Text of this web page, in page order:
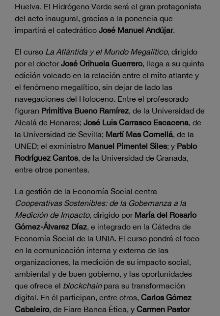
Huelva. El Hidrógeno Verde será el gran protagonista
del acto inaugural, gracias a la ponencia que
impartirá el catedrático José Manuel Andújar.
El curso La Atlántida y el Mundo Megalítico, dirigido
por el doctorJosé Orihuela Guerrero, llega a su quinta
edición volcado en la relación entre el mito atlante y
el fenómeno megalítico, sin dejar de lado las
navegaciones del Holoceno. Entre el profesorado
figuran Primitiva Bueno Ramírez, de la Universidad de
Alcalá de Henares; José Luis Carrasco Escacena, de
la Universidad de Sevilla; Martí Mas Cornellá, de la
UNED; el exministro Manuel Pimentel Siles; y Pablo
Rodríguez Cantos, de la Universidad de Granada,
entre otros ponentes.
La gestión de la Economía Social centra
Cooperativas Sostenibles: de la Gobernanza a la
Medición de Impacto, dirigido por María del Rosario
Gómez-Álvarez Díaz, e integrado en la Cátedra de
Economía Social de la UNIA. El curso pondrá el foco
en la comunicación interna y externa de las
organizaciones, la medición de su impacto social,
ambiental y de buen gobierno, y las oportunidades
que ofrece el blockchainpara su transformación
digital. En él participan, entre otros, Carlos Gómez
Cabaleiro, de Fiare Banca Ética, y Carmen Pastor